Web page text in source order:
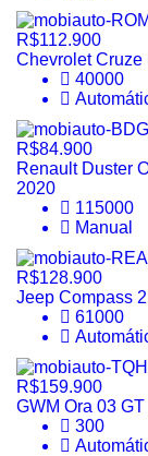
R$112.900
Chevrolet Cruze
40000
R$84.900
Renault Duster
2020
115000
Manual
R$128.900
Jeep Compass
61000
R$159.900
GWM Ora 03
300